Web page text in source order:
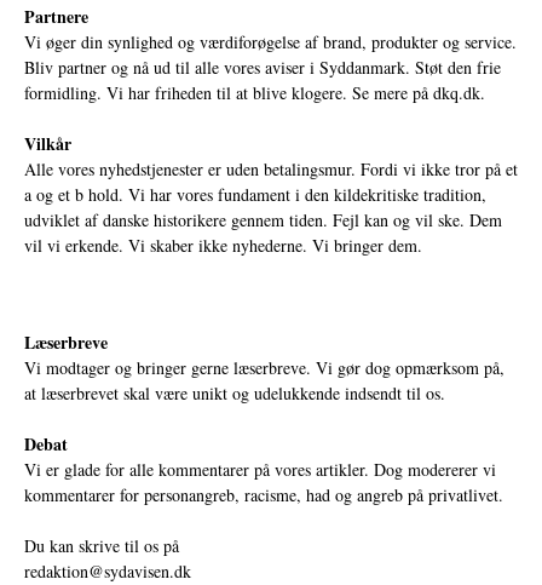
Partnere
Vi øger din synlighed og værdiforøgelse af brand, produkter og service.
Bliv partner og nå ud til alle vores aviser i Syddanmark. Støt den frie
formidling. Vi har friheden til at blive klogere. Se mere på dkq.dk.
Vilkår
Alle vores nyhedstjenester er uden betalingsmur. Fordi vi ikke tror på et
a og et b hold. Vi har vores fundament i den kildekritiske tradition,
udviklet af danske historikere gennem tiden. Fejl kan og vil ske. Dem
vil vi erkende. Vi skaber ikke nyhederne. Vi bringer dem.
Læserbreve
Vi modtager og bringer gerne læserbreve. Vi gør dog opmærksom på,
at læserbrevet skal være unikt og udelukkende indsendt til os.
Debat
Vi er glade for alle kommentarer på vores artikler. Dog modererer vi
kommentarer for personangreb, racisme, had og angreb på privatlivet.
Du kan skrive til os på
redaktion@sydavisen.dk